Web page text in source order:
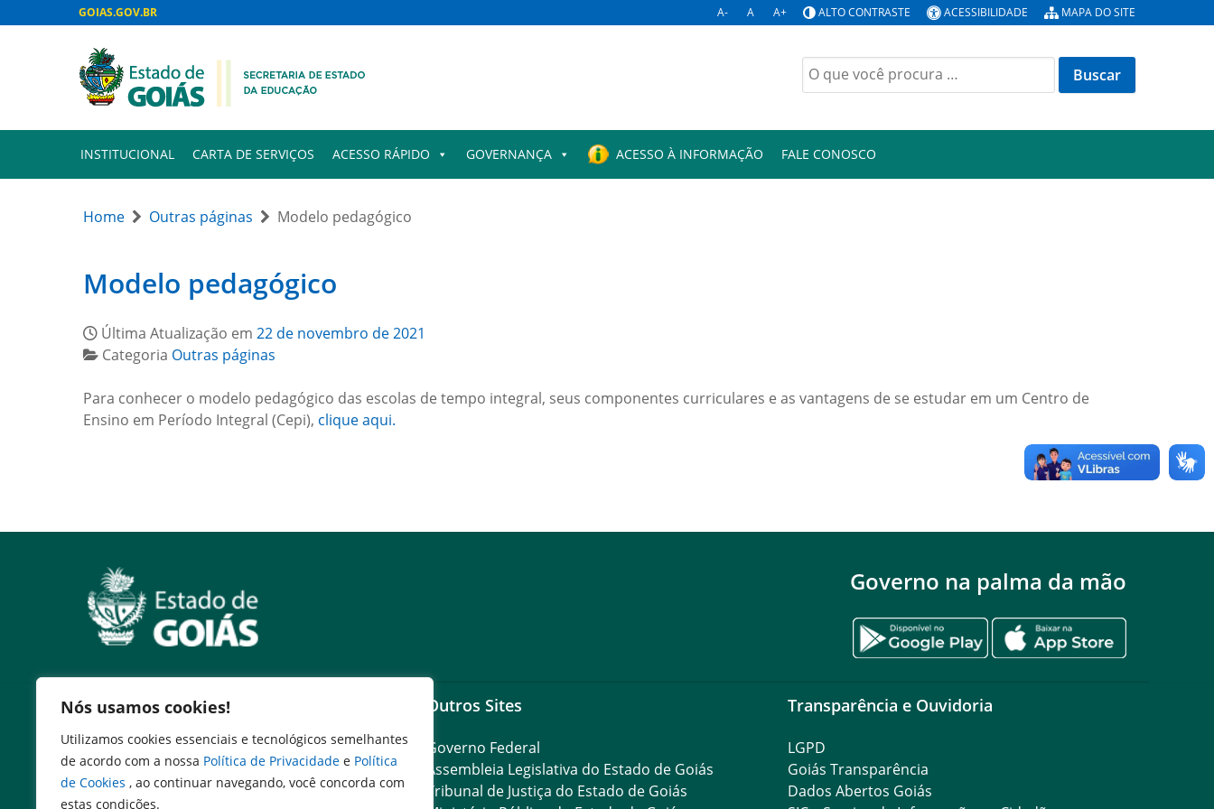
Nós usamos cookies!
Utilizamos cookies essenciais e tecnológicos semelhantes
de acordo com a nossa Política de Privacidade e Política
de Cookies , ao continuar navegando, você concorda com
estas condições.
GOIAS.GOV.BR A- A A+ ALTO CONTRASTE ACESSIBILIDADE MAPA DO SITE
Buscar
por:
INSTITUCIONAL CARTA DE SERVIÇOS ACESSO RÁPIDO GOVERNANÇA ACESSO À INFORMAÇÃO FALE CONOSCO
Home Outras páginas Modelo pedagógico
Modelo pedagógico
Última Atualização em 22 de novembro de 2021
Categoria Outras páginas
Para conhecer o modelo pedagógico das escolas de tempo integral, seus componentes curriculares e as vantagens de se estudar em um Centro de
Ensino em Período Integral (Cepi), clique aqui.
Governo na palma da mão
Serviços
Expresso Goiás
Expresso Aplicações
Expresso Servidor
Outros Sites
Governo Federal
Assembleia Legislativa do Estado de Goiás
Tribunal de Justiça do Estado de Goiás
Transparência e Ouvidoria
LGPD
Goiás Transparência
Dados Abertos Goiás